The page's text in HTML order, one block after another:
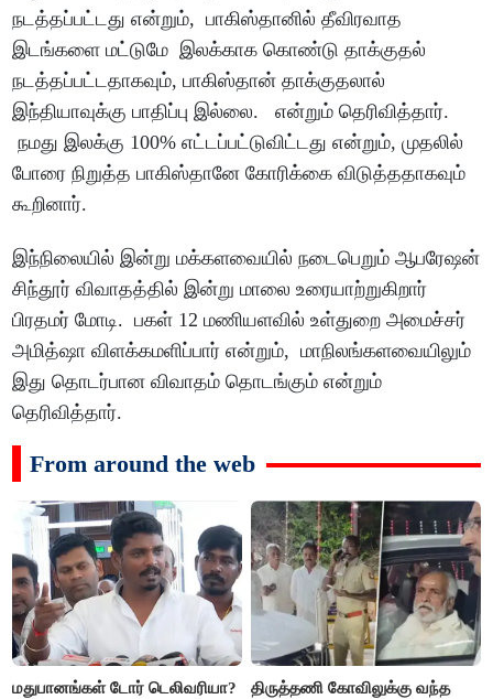
நடத்தப்பட்டது என்றும், பாகிஸ்தானில் தீவிரவாத
இடங்களை மட்டுமே இலக்காக கொண்டு தாக்குதல்
நடத்தப்பட்டதாகவும், பாகிஸ்தான் தாக்குதலால்
இந்தியாவுக்கு பாதிப்பு இல்லை. என்றும் தெரிவித்தார்.
நமது இலக்கு 100% எட்டப்பட்டுவிட்டது என்றும், முதலில்
போரை நிறுத்த பாகிஸ்தானே கோரிக்கை விடுத்ததாகவும்
கூறினார்.
இந்நிலையில் இன்று மக்களவையில் நடைபெறும் ஆபரேஷன்
சிந்தூர் விவாதத்தில் இன்று மாலை உரையாற்றுகிறார்
பிரதமர் மோடி. பகள் 12 மணியளவில் உள்துறை அமைச்சர்
அமித்ஷா விளக்கமளிப்பார் என்றும், மாநிலங்களவையிலும்
இது தொடர்பான விவாதம் தொடங்கும் என்றும்
தெரிவித்தார்.
From around the web
மதுபானங்கள் டோர் டெலிவரியா?
திருத்தணி கோவிலுக்கு வந்த